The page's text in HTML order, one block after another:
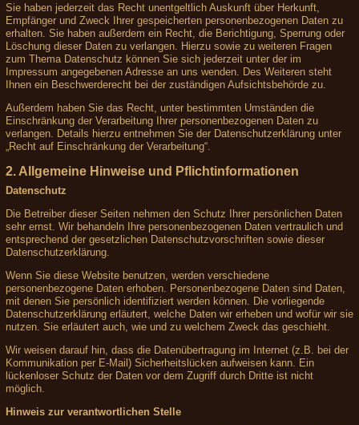
Sie haben jederzeit das Recht unentgeltlich Auskunft über Herkunft,
Empfänger und Zweck Ihrer gespeicherten personenbezogenen Daten zu
erhalten. Sie haben außerdem ein Recht, die Berichtigung, Sperrung oder
Löschung dieser Daten zu verlangen. Hierzu sowie zu weiteren Fragen
zum Thema Datenschutz können Sie sich jederzeit unter der im
Impressum angegebenen Adresse an uns wenden. Des Weiteren steht
Ihnen ein Beschwerderecht bei der zuständigen Aufsichtsbehörde zu.
Außerdem haben Sie das Recht, unter bestimmten Umständen die
Einschränkung der Verarbeitung Ihrer personenbezogenen Daten zu
verlangen. Details hierzu entnehmen Sie der Datenschutzerklärung unter
„Recht auf Einschränkung der Verarbeitung“.
2. Allgemeine Hinweise und Pflichtinformationen
Datenschutz
Die Betreiber dieser Seiten nehmen den Schutz Ihrer persönlichen Daten
sehr ernst. Wir behandeln Ihre personenbezogenen Daten vertraulich und
entsprechend der gesetzlichen Datenschutzvorschriften sowie dieser
Datenschutzerklärung.
Wenn Sie diese Website benutzen, werden verschiedene
personenbezogene Daten erhoben. Personenbezogene Daten sind Daten,
mit denen Sie persönlich identifiziert werden können. Die vorliegende
Datenschutzerklärung erläutert, welche Daten wir erheben und wofür wir sie
nutzen. Sie erläutert auch, wie und zu welchem Zweck das geschieht.
Wir weisen darauf hin, dass die Datenübertragung im Internet (z.B. bei der
Kommunikation per E-Mail) Sicherheitslücken aufweisen kann. Ein
lückenloser Schutz der Daten vor dem Zugriff durch Dritte ist nicht
möglich.
Hinweis zur verantwortlichen Stelle